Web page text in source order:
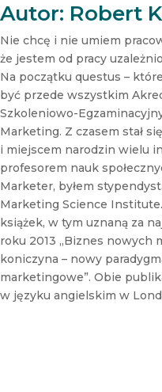
Autor: Robert
Nie chcę i nie umiem
że jestem od pracy
Na początku questus –
być przede wszystkim
Szkoleniowo-
Marketing. Z czasem stał
i miejscem narodzin wielu
profesorem nauk
Marketer, byłem
Marketing Science
książek, w tym uznaną za
roku 2013 „Biznes nowych
koniczyna – nowy
marketingowe”. Obie
w języku angielskim w